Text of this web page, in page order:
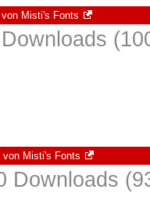
von Misti's Fonts
von Misti's Fonts
Downloads